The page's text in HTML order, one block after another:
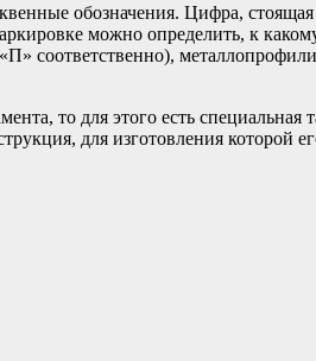
обозначения. Цифра, стоящая
можно определить, к
соответственно),
то для этого есть
для изготовления которой